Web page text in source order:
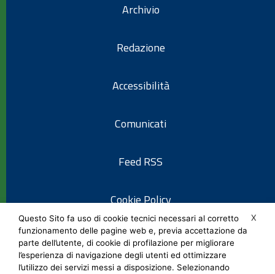
Archivio
Redazione
Accessibilità
Comunicati
Feed RSS
Cookie Policy
Informativa privacy
X
Questo Sito fa uso di cookie tecnici necessari al corretto
funzionamento delle pagine web e, previa accettazione da
parte dell’utente, di cookie di profilazione per migliorare
l’esperienza di navigazione degli utenti ed ottimizzare
l’utilizzo dei servizi messi a disposizione. Selezionando